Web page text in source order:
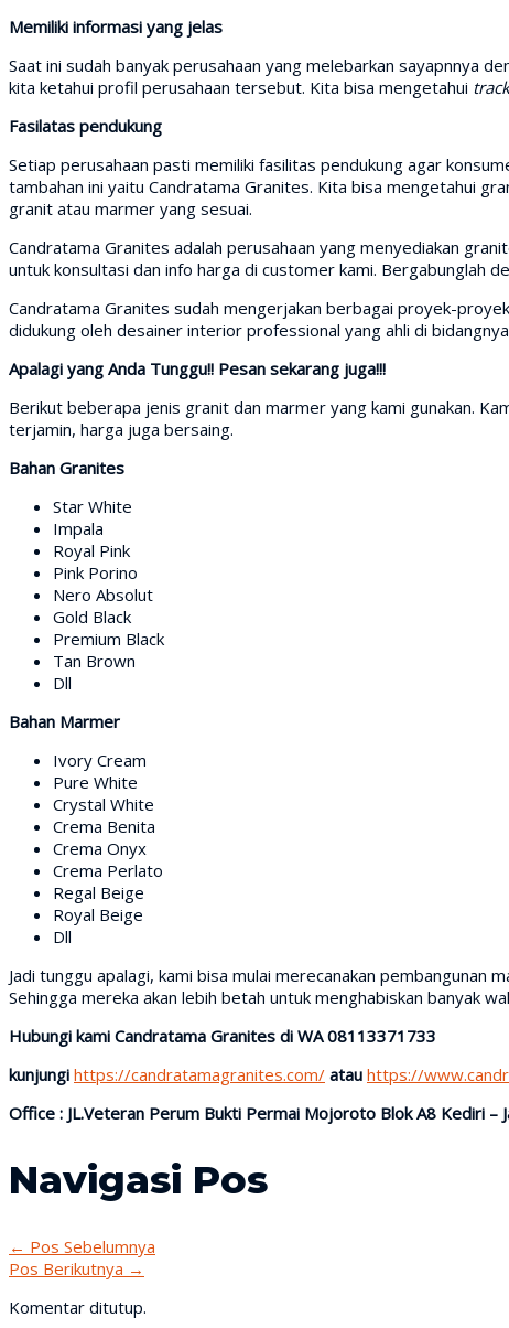
Memiliki informasi yang jelas
Saat ini sudah banyak perusahaan yang melebarkan sayapnnya
kita ketahui profil perusahaan tersebut. Kita bisa mengetahui
Fasilatas pendukung
Setiap perusahaan pasti memiliki fasilitas pendukung agar
tambahan ini yaitu Candratama Granites. Kita bisa mengetahui
granit atau marmer yang sesuai.
Candratama Granites adalah perusahaan yang menyediakan
untuk konsultasi dan info harga di customer kami. Bergabunglah
Candratama Granites sudah mengerjakan berbagai proyek-
didukung oleh desainer interior professional yang ahli di
Apalagi yang Anda Tunggu!! Pesan sekarang juga!!!
Berikut beberapa jenis granit dan marmer yang kami gunakan.
terjamin, harga juga bersaing.
Bahan Granites
Star White
Impala
Royal Pink
Pink Porino
Nero Absolut
Gold Black
Premium Black
Tan Brown
Dll
Bahan Marmer
Ivory Cream
Pure White
Crystal White
Crema Benita
Crema Onyx
Crema Perlato
Regal Beige
Royal Beige
Dll
Jadi tunggu apalagi, kami bisa mulai merecanakan pembangunan
Sehingga mereka akan lebih betah untuk menghabiskan banyak
Hubungi kami Candratama Granites di WA 08113371733
kunjungi https://candratamagranites.com/ atau https://
Office : JL.Veteran Perum Bukti Permai Mojoroto Blok A8 Kediri –
Navigasi Pos
← Pos Sebelumnya
Pos Berikutnya →
Komentar ditutup.